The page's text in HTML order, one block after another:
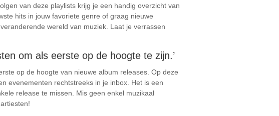
van deze playlists krijg je een handig overzicht van
hits in jouw favoriete genre of graag nieuwe
wereld van muziek. Laat je verrassen
om als eerste op de hoogte te zijn.’
op de hoogte van nieuwe album releases. Op deze
evenementen rechtstreeks in je inbox. Het is een
release te missen. Mis geen enkel muzikaal